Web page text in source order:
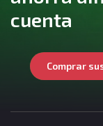
cuenta
Comprar